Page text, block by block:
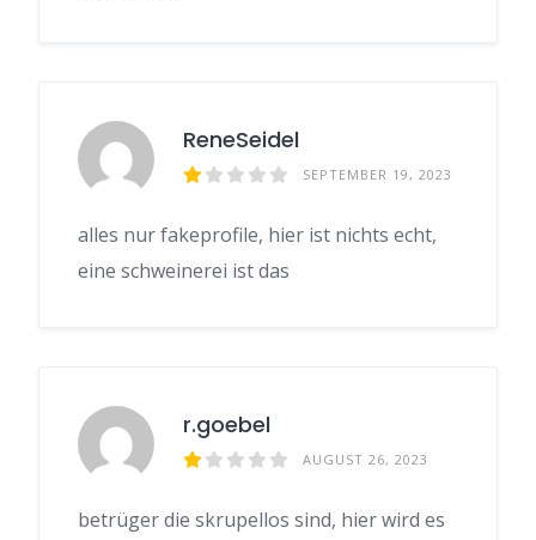
ReneSeidel
SEPTEMBER 19, 2023
alles nur fakeprofile, hier ist nichts echt,
eine schweinerei ist das
r.goebel
AUGUST 26, 2023
betrüger die skrupellos sind, hier wird es